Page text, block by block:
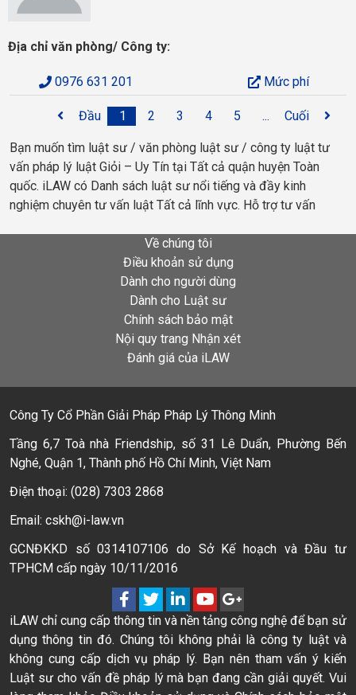
Địa chỉ văn phòng/ Công ty:
0976 631 201 Mức phí
Đầu 1 2 3 4 5 ... Cuối
Bạn muốn tìm luật sư / văn phòng luật sư / công ty luật tư
vấn pháp lý luật Giỏi – Uy Tín tại Tất cả quận huyện Toàn
quốc. iLAW có Danh sách luật sư nổi tiếng và đầy kinh
nghiệm chuyên tư vấn luật Tất cả lĩnh vực. Hỗ trợ tư vấn
Về chúng tôi
Điều khoản sử dụng
Dành cho người dùng
Dành cho Luật sư
Chính sách bảo mật
Nội quy trang Nhận xét
Đánh giá của iLAW
Công Ty Cổ Phần Giải Pháp Pháp Lý Thông Minh
Tầng 6,7 Toà nhà Friendship, số 31 Lê Duẩn, Phường Bến
Nghé, Quận 1, Thành phố Hồ Chí Minh, Việt Nam
Điện thoại: (028) 7303 2868
Email: cskh@i-law.vn
GCNĐKKD số 0314107106 do Sở Kế hoạch và Đầu tư
TPHCM cấp ngày 10/11/2016
iLAW chỉ cung cấp thông tin và nền tảng công nghệ để bạn sử
dụng thông tin đó. Chúng tôi không phải là công ty luật và
không cung cấp dịch vụ pháp lý. Bạn nên tham vấn ý kiến
Luật sư cho vấn đề pháp lý mà bạn đang cần giải quyết. Vui